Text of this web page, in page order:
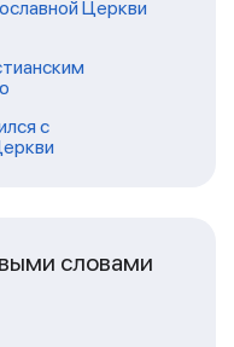
Церкви
с
словами